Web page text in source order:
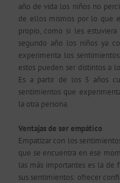
año de vida los niños no
de ellos mismos por lo que
propio, como si les
segundo año los niños ya
experimenta los
estos pueden ser distintos a
Es a partir de los 3 años
sentimientos que
la otra persona.
Ventajas de ser empático
Empatizar con los
que se encuentra en ese
las más importantes es la de
sus sentimientos: ofrecer